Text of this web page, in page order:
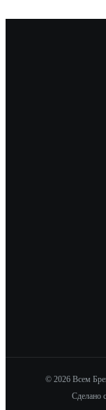
© 2026 Всем
Сделано